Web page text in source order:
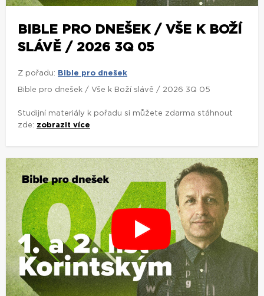
BIBLE PRO DNEŠEK / VŠE K BOŽÍ
SLÁVĚ / 2026 3Q 05
Z pořadu: Bible pro dnešek
Bible pro dnešek / Vše k Boží slávě / 2026 3Q 05
Studijní materiály k pořadu si můžete zdarma stáhnout
zde: zobrazit více